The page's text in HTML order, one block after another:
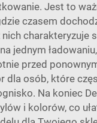
Jest to
czasem
charakteryzuje
jednym
przed
dla osób, które
Na koniec
i kolorów, co